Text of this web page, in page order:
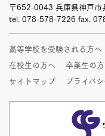
〒652-0043 兵庫県神戸市
tel. 078-578-7226 fax.
高等学校を受験される方へ
在校生の方へ
卒業生の
サイトマップ
プライバ